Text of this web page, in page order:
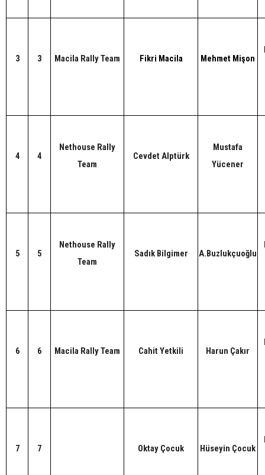
3 3 Macila Rally Team Fikri Macila Mehmet Mişon
4 4
Nethouse Rally
Team
Cevdet Alptürk
Mustafa
Yücener
5 5
Nethouse Rally
Team
Sadık Bilgimer A.Buzlukçuoğlu
6 6 Macila Rally Team Cahit Yetkili Harun Çakır
7 7 Oktay Çocuk Hüseyin Çocuk